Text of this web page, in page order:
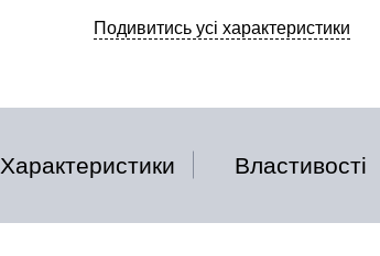
Подивитись усі характеристики
Характеристики Властивості